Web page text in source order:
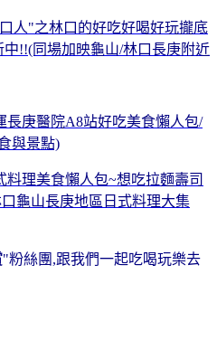
人"之林口的好吃好喝好玩攏底
!!(同場加映龜山/林口長庚附近
庚醫院A8站好吃美食懶人包/
與景點)
理美食懶人包~想吃拉麵壽司
龜山長庚地區日式料理大集
"粉絲團,跟我們一起吃喝玩樂去